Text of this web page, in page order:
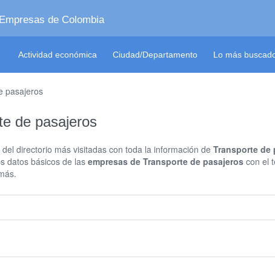
de Colombia
Actividad económica Ciudad/Departamento Lo más
pasajeros
de pasajeros
directorio más visitadas con toda la información de Transporte de
datos básicos de las empresas de Transporte de pasajeroscon el